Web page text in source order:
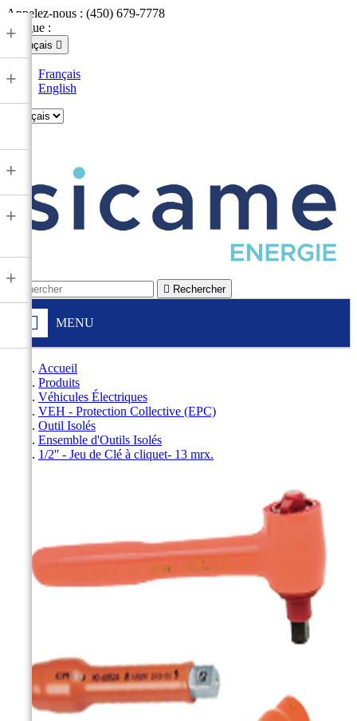
Appelez-nous : (450) 679-7778
Langue :
Français 
Français
English
 Rechercher
MENU
+
+
+
+
+
Accueil
Produits
Véhicules Électriques
VEH - Protection Collective (EPC)
Outil Isolés
Ensemble d'Outils Isolés
1/2'' - Jeu de Clé à cliquet- 13 mrx.